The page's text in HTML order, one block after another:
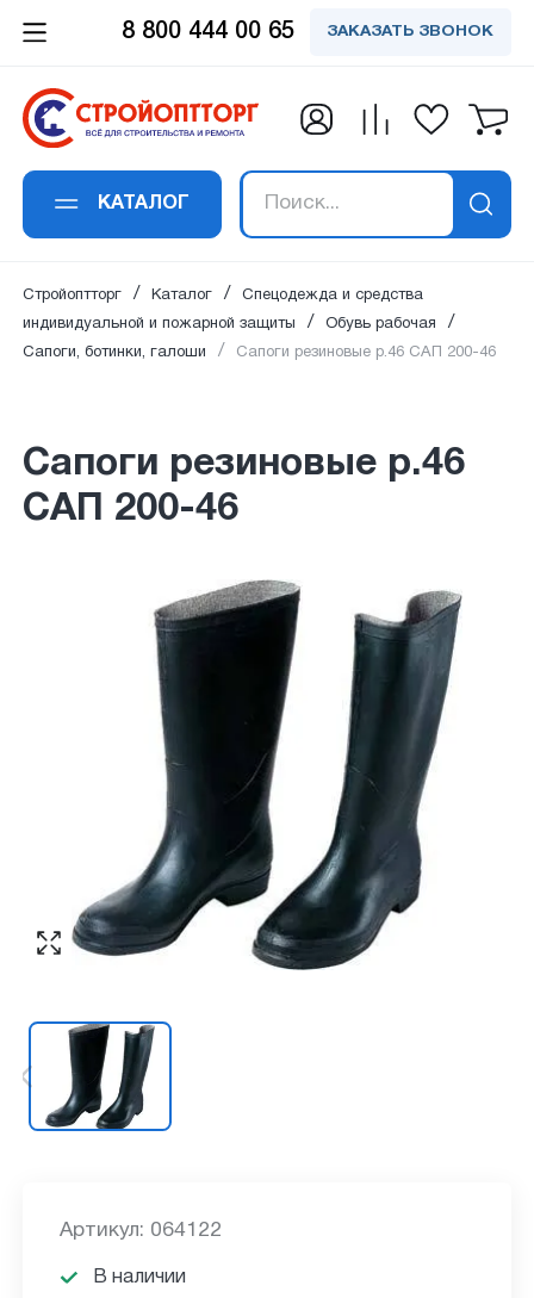
8 800 444 00 65 ЗАКАЗАТЬ ЗВОНОК
КАТАЛОГ
Стройоптторг Каталог
Спецодежда и средства
индивидуальной и пожарной защиты
Обувь рабочая
Сапоги, ботинки, галоши
Сапоги резиновые р.46 САП 200-46
Сапоги резиновые р.46
САП 200-46
Артикул: 064122
В наличии
Заказать обратный
звонок
Ваше имя*:
данных в соответствии с
конфиденциальности
ПЕРЕЗВОНИТЕ МНЕ
Заказать в 1 клик
Сапоги резиновые р.46 САП 200-46
Ваше имя*:
Согласен с обработкой персональных
данных в соответствии с
политикой
конфиденциальности
КУПИТЬ
опубликован сразу после проверки
модаратором.
свяжется с вами
свяжемся с вами в ближайшее время по
указанным контактам.
подписались на
рассылку
на новости и акции.